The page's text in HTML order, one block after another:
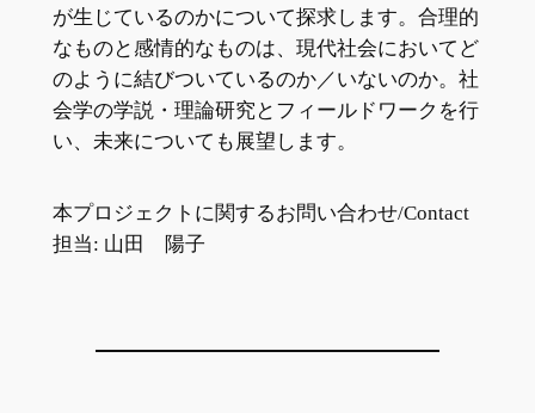
が生じているのかについて探求します。合理的
なものと感情的なものは、現代社会においてど
のように結びついているのか／いないのか。社
会学の学説・理論研究とフィールドワークを行
い、未来についても展望します。
本プロジェクトに関するお問い合わせ/Contact
担当: 山田 陽子